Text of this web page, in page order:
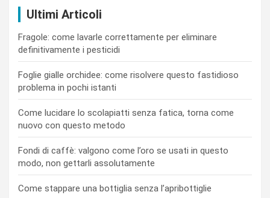
Ultimi Articoli
Fragole: come lavarle correttamente per eliminare
definitivamente i pesticidi
Foglie gialle orchidee: come risolvere questo fastidioso
problema in pochi istanti
Come lucidare lo scolapiatti senza fatica, torna come
nuovo con questo metodo
Fondi di caffè: valgono come l’oro se usati in questo
modo, non gettarli assolutamente
Come stappare una bottiglia senza l’apribottiglie